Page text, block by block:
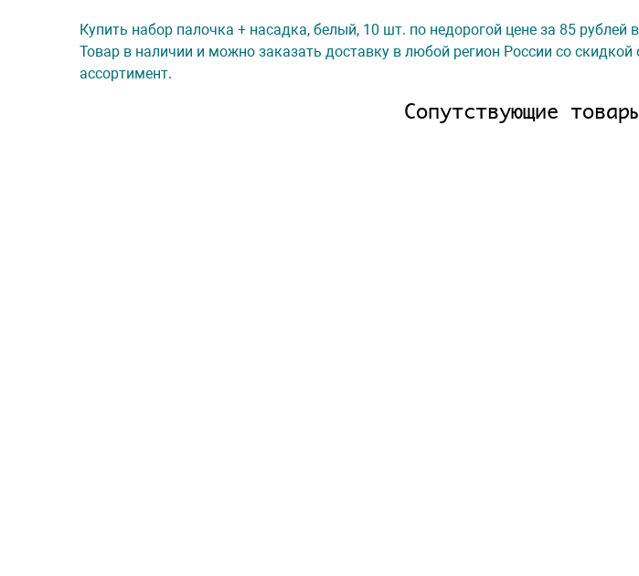
Купить набор палочка + насадка, белый, 10 шт. по недорогой цене за 85 рублей
Товар в наличии и можно заказать доставку в любой регион России со
ассортимент.
Сопутствующие